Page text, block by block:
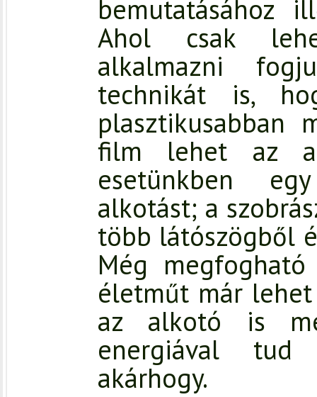
bemutatásához
Ahol csak
alkalmazni
technikát is,
plasztikusabban
film lehet az
esetünkben
alkotást; a
több látószögből
Még
életműt már lehet
az alkotó is
energiával
akárhogy.